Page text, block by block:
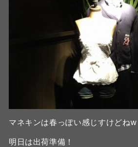
マネキンは春っぽい感じすけどねw
明日は出荷準備！